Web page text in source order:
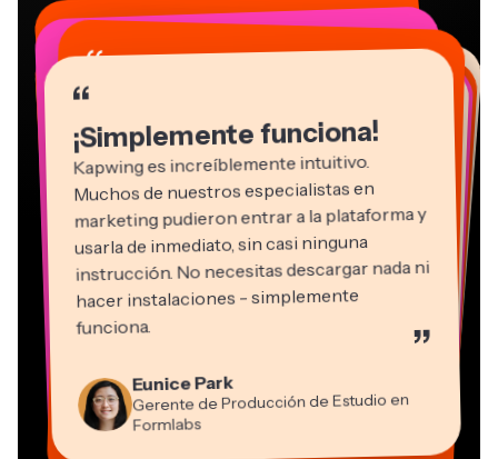
“
¡Simplemente funciona!
Kapwing es increíblemente intuitivo.
Muchos de nuestros especialistas en
marketing pudieron entrar a la plataforma y
usarla de inmediato, sin casi ninguna
instrucción. No necesitas descargar nada ni
hacer instalaciones - simplemente
funciona. ”
Eunice Park
Gerente de Producción de Estudio en
Formlabs
“
Vannesia Darby
CEO en MOXIE Nashville
“
Grant Taleck
Co-Fundador en
Socio Director en EPATHLON
“
Kerry-lee Farla
Youtuber
Gracie Peng
Director de Contenido
“
Martin James
Editor de video
Heidi Rae
Educación
“
Consultor
“
Mitch Rawlings
Freelancer de Servicios de Información
“
Dina Segovia
Trabajador freelance virtual